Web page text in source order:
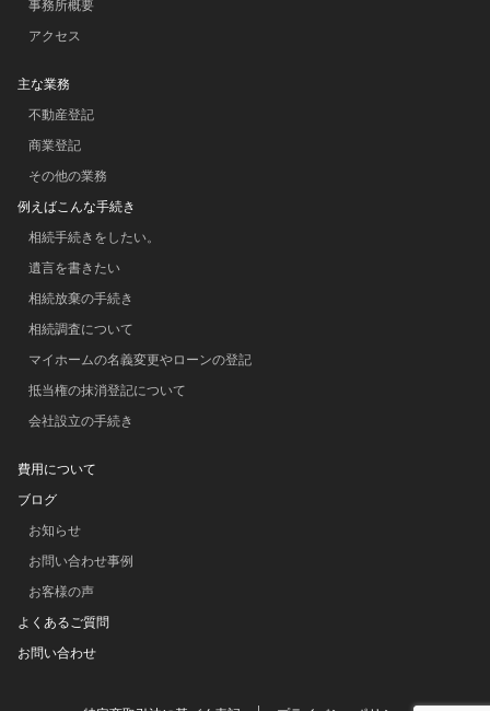
事務所概要
アクセス
主な業務
不動産登記
商業登記
その他の業務
例えばこんな手続き
相続手続きをしたい。
遺言を書きたい
相続放棄の手続き
相続調査について
マイホームの名義変更やローンの登記
抵当権の抹消登記について
会社設立の手続き
費用について
ブログ
お知らせ
お問い合わせ事例
お客様の声
よくあるご質問
お問い合わせ